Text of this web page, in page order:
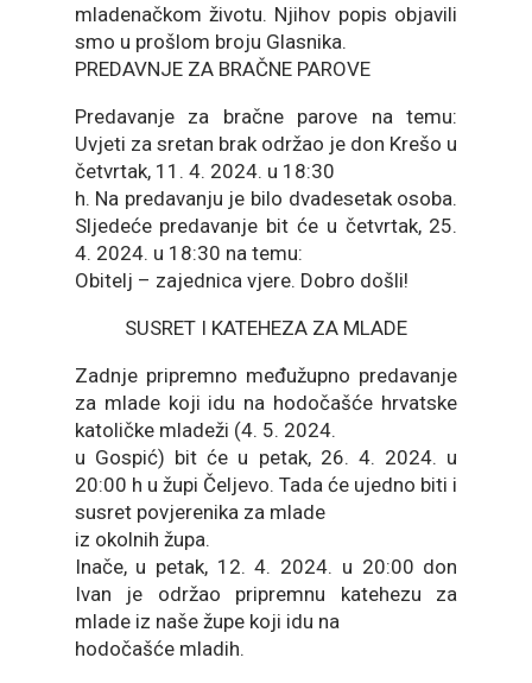
mladenačkom životu. Njihov popis objavili
smo u prošlom broju Glasnika.
PREDAVNJE ZA BRAČNE PAROVE
Predavanje za bračne parove na temu:
Uvjeti za sretan brak održao je don Krešo u
četvrtak, 11. 4. 2024. u 18:30
h. Na predavanju je bilo dvadesetak osoba.
Sljedeće predavanje bit će u četvrtak, 25.
4. 2024. u 18:30 na temu:
Obitelj – zajednica vjere. Dobro došli!
SUSRET I KATEHEZA ZA MLADE
Zadnje pripremno međužupno predavanje
za mlade koji idu na hodočašće hrvatske
katoličke mladeži (4. 5. 2024.
u Gospić) bit će u petak, 26. 4. 2024. u
20:00 h u župi Čeljevo. Tada će ujedno biti i
susret povjerenika za mlade
iz okolnih župa.
Inače, u petak, 12. 4. 2024. u 20:00 don
Ivan je održao pripremnu katehezu za
mlade iz naše župe koji idu na
hodočašće mladih.